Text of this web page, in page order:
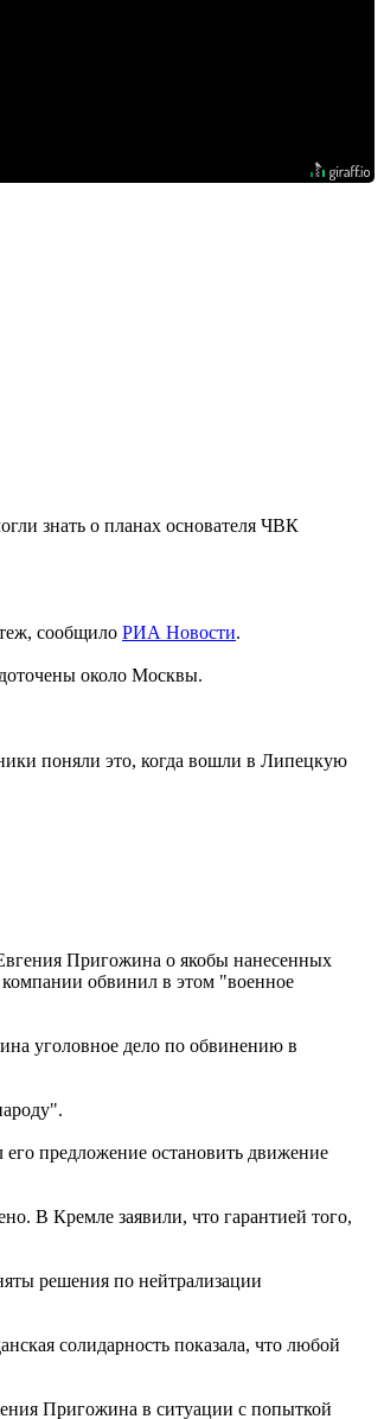
знать о планах основателя ЧВК
сообщило РИА Новости.
около Москвы.
поняли это, когда вошли в Липецкую
Пригожина о якобы нанесенных
обвинил в этом "военное
уголовное дело по обвинению в
предложение остановить движение
В Кремле заявили, что гарантией того,
решения по нейтрализации
солидарность показала, что любой
Пригожина в ситуации с попыткой